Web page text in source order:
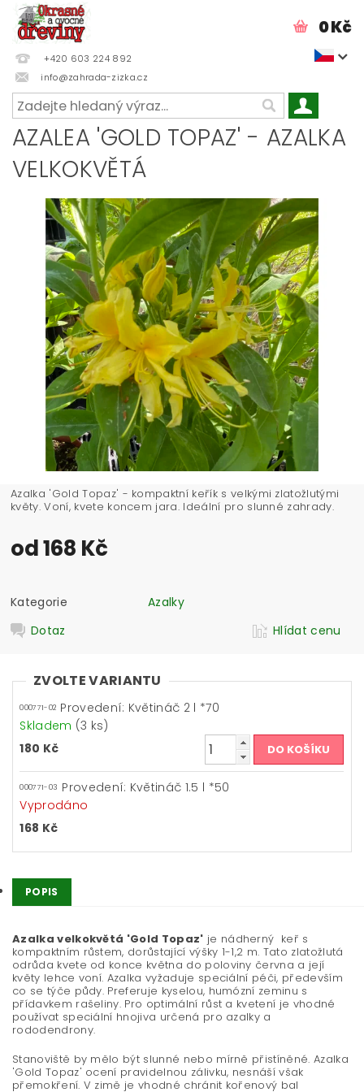
+420 603 224 892
info@zahrada-zizka.cz
0 Kč
AZALEA 'GOLD TOPAZ' - AZALKA
VELKOKVĚTÁ
Azalka 'Gold Topaz' - kompaktní keřík s velkými zlatožlutými
květy. Voní, kvete koncem jara. Ideální pro slunné zahrady.
od 168 Kč
Kategorie
Azalky
Dotaz
Hlídat cenu
ZVOLTE VARIANTU
000771-02 Provedení: Květináč 2 l *70
Skladem (3 ks)
180 Kč
000771-03 Provedení: Květináč 1.5 l *50
Vyprodáno
168 Kč
POPIS
Azalka velkokvětá 'Gold Topaz' je nádherný keř s
kompaktním růstem, dorůstající výšky 1-1,2 m. Tato zlatožlutá
odrůda kvete od konce května do poloviny června a její
květy lehce voní. Azalka vyžaduje speciální péči, především
co se týče půdy. Preferuje kyselou, humózní zeminu s
přídavkem rašeliny. Pro optimální růst a kvetení je vhodné
používat speciální hnojiva určená pro azalky a
rododendrony.
Stanoviště by mělo být slunné nebo mírně přistíněné. Azalka
'Gold Topaz' ocení pravidelnou zálivku, nesnáší však
přemokření. V zimě je vhodné chránit kořenový bal